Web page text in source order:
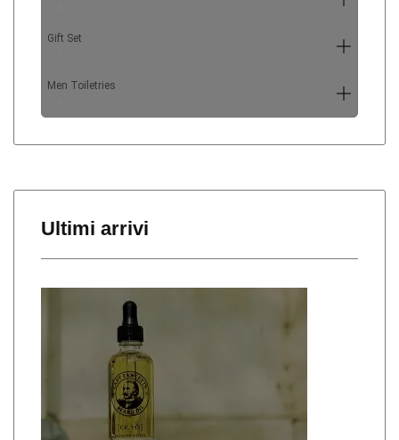
Gift Set
Men Toiletries
Ultimi arrivi